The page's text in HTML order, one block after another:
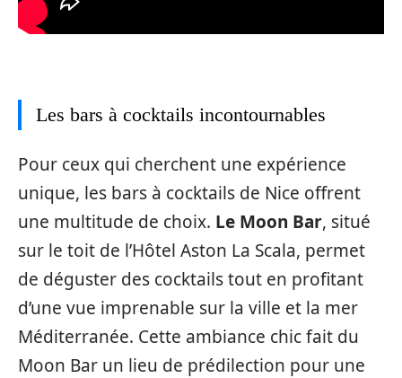
Les bars à cocktails incontournables
Pour ceux qui cherchent une expérience
unique, les bars à cocktails de Nice offrent
une multitude de choix. Le Moon Bar, situé
sur le toit de l’Hôtel Aston La Scala, permet
de déguster des cocktails tout en profitant
d’une vue imprenable sur la ville et la mer
Méditerranée. Cette ambiance chic fait du
Moon Bar un lieu de prédilection pour une